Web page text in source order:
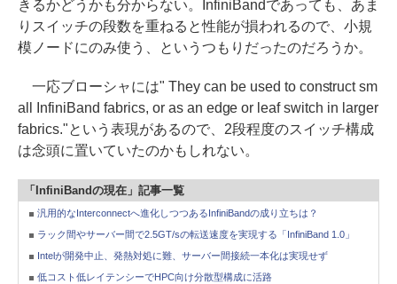
きるかどうかも分からない。InfiniBandであっても、あま
りスイッチの段数を重ねると性能が損われるので、小規
模ノードにのみ使う、というつもりだったのだろうか。
一応ブローシャには" They can be used to construct sm
all InfiniBand fabrics, or as an edge or leaf switch in larger
fabrics."という表現があるので、2段程度のスイッチ構成
は念頭に置いていたのかもしれない。
「InfiniBandの現在」記事一覧
汎用的なInterconnectへ進化しつつあるInfiniBandの成り立ちは？
ラック間やサーバー間で2.5GT/sの転送速度を実現する「InfiniBand 1.0」
Intelが開発中止、発熱対処に難、サーバー間接続一本化は実現せず
低コスト低レイテンシーでHPC向け分散型構成に活路